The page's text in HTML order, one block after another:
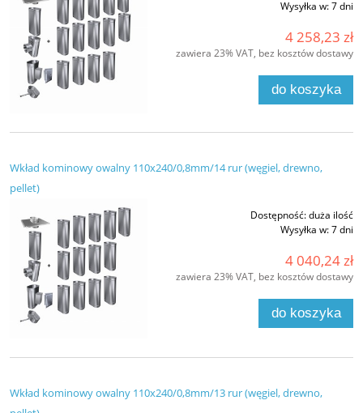
Wysyłka w:7 dni
4 258,23 zł
zawiera 23% VAT, bez kosztów dostawy
do koszyka
Wkład kominowy owalny 110x240/0,8mm/14 rur (węgiel, drewno,
pellet)
Dostępność:duża ilość
Wysyłka w:7 dni
4 040,24 zł
zawiera 23% VAT, bez kosztów dostawy
do koszyka
Wkład kominowy owalny 110x240/0,8mm/13 rur (węgiel, drewno,